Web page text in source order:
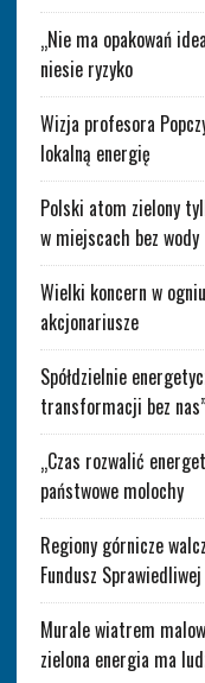
„Nie ma opakowań
niesie ryzyko
Wizja profesora
lokalną energię
Polski atom zielony
w miejscach bez wody
Wielki koncern w
akcjonariusze
Spółdzielnie
transformacji bez nas”
„Czas rozwalić
państwowe molochy
Regiony górnicze
Fundusz
Murale wiatrem
zielona energia ma